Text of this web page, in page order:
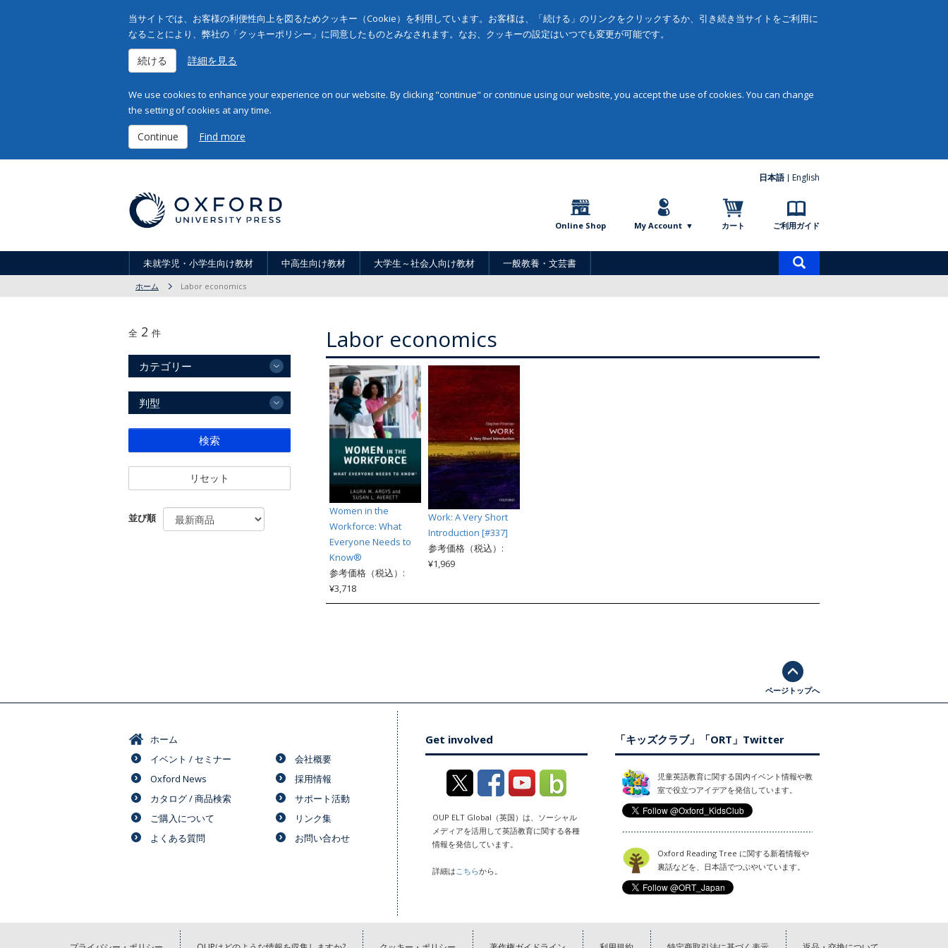
当サイトでは、お客様の利便性向上を図るためクッキー（Cookie）を利用しています。お客様は、「続ける」のリンクをクリックするか、引き続き当サイトをご利用に
なることにより、弊社の「クッキーポリシー」に同意したものとみなされます。なお、クッキーの設定はいつでも変更が可能です。
続ける 詳細を見る
We use cookies to enhance your experience on our website. By clicking "continue" or continue using our website, you accept the use of cookies. You can change
the setting of cookies at any time.
Continue Find more
日本語 English
Online Shop My Account カート ご利用ガイド
未就学児・小学生向け教材 中高生向け教材 大学生～社会人向け教材 一般教養・文芸書
ホーム Labor economics
Labor economics
Women in the
Workforce: What
Everyone Needs to
Know®
参考価格（税込）:
¥3,718
Work: A Very Short
Introduction [#337]
参考価格（税込）:
¥1,969
全 2 件
カテゴリー
判型
検索
リセット
並び順
ページトップへ
ホーム
イベント / セミナー
Oxford News
カタログ / 商品検索
ご購入について
よくある質問
会社概要
採用情報
サポート活動
リンク集
お問い合わせ
Get involved
OUP ELT Global（英国）は、ソーシャル
メディアを活用して英語教育に関する各種
情報を発信しています。
詳細は こちらから。
「キッズクラブ」「ORT」Twitter
児童英語教育に関する国内イベント情報や教
室で役立つアイデアを発信しています。
Oxford Reading Tree に関する新着情報や
裏話などを、日本語でつぶやいています。